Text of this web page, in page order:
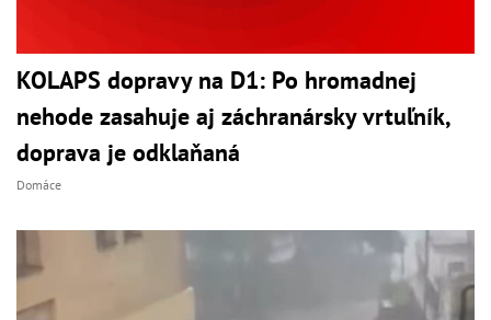
KOLAPS dopravy na D1: Po hromadnej
nehode zasahuje aj záchranársky vrtuľník,
doprava je odklaňaná
Domáce